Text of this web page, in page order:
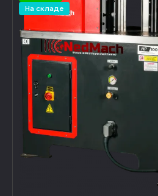
На складе